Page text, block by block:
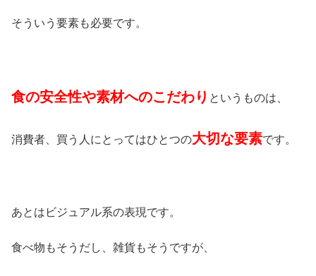
そういう要素も必要です。
食の安全性や素材へのこだわり というものは、
消費者、買う人にとってはひとつの大切な要素です。
あとはビジュアル系の表現です。
食べ物もそうだし、雑貨もそうですが、